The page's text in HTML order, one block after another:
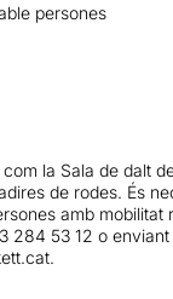
persones
la Sala de dalt
de rodes. És
amb mobilitat
284 53 12 o enviant